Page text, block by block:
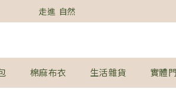
走進  自然
棉麻布衣 生活雜貨 實體